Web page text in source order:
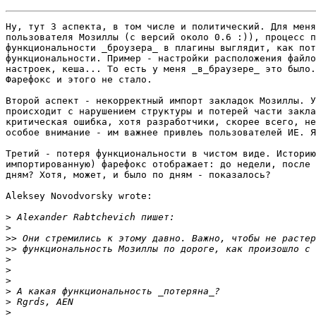
Ну, тут 3 аспекта, в том числе и политический. Для
пользователя Мозиллы (с версий около 0.6 :)), процесс
функциональности _броузера_ в плагины выглядит, как
функциональности. Пример - настройки расположения
настроек, кеша... То есть у меня _в_браузере_ это
Фарефокс и этого не стало.
Второй аспект - некорректный импорт закладок Мозиллы.
происходит с нарушением структуры и потерей части
критическая ошибка, хотя разработчики, скорее всего,
особое внимание - им важнее привлеь пользователей ИЕ.
Третий - потеря функциональности в чистом виде.
импортированную) фарефокс отображает: до недели,
дням? Хотя, может, и было по дням - показалось?
Aleksey Novodvorsky wrote:
>
>
>>
>>
>
>
>
>
>
>